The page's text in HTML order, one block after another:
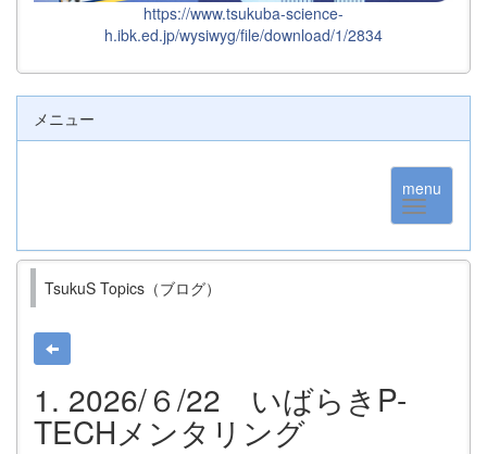
https://www.tsukuba-science-
h.ibk.ed.jp/wysiwyg/file/download/1/2834
メニュー
menu
TsukuS Topics（ブログ）
1. 2026/６/22 いばらきP-
TECHメンタリング